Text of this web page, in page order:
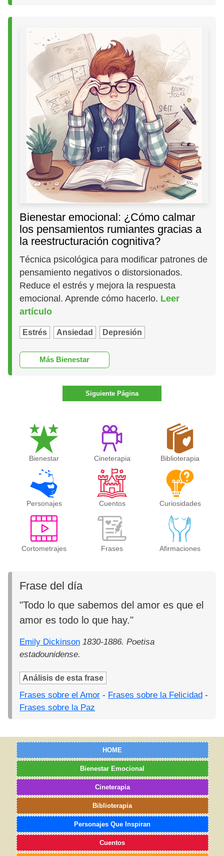
Bienestar emocional: ¿Cómo calmar
los pensamientos rumiantes gracias a
la reestructuración cognitiva?
Técnica psicológica para modificar patrones de
pensamiento negativos o distorsionados.
Reduce el estrés y mejora la respuesta
emocional. Aprende cómo hacerlo. Leer
artículo
Estrés Ansiedad Depresión
Más Bienestar
Siguiente Página
Bienestar Cineterapia Biblioterapia
Personajes Cuentos Curiosidades
Cortometrajes Frases Afirmaciones
Frase del día
"Todo lo que sabemos del amor es que el
amor es todo lo que hay."
Emily Dickinson 1830-1886. Poetisa
estadounidense.
Análisis de esta frase
Frases sobre el Amor - Frases sobre la Felicidad -
Frases sobre la Paz
HOME
Bienestar Emocional
Cineterapia
Biblioterapia
Personajes Que Inspiran
Cuentos